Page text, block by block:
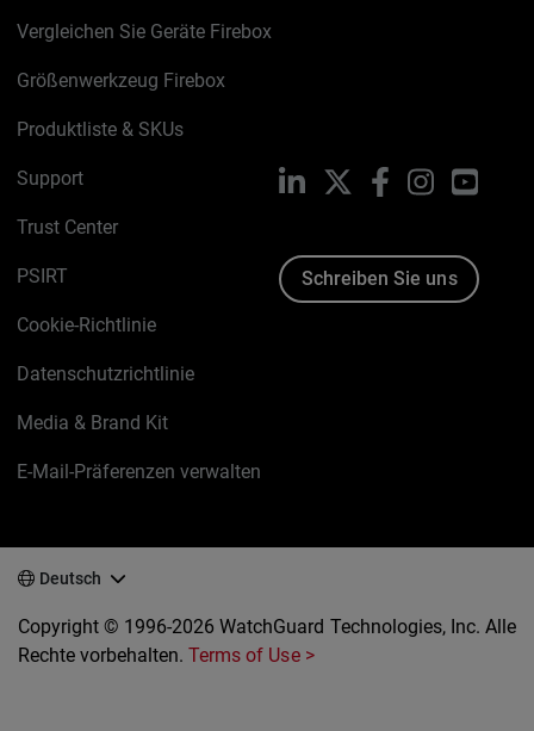
Vergleichen Sie Geräte Firebox
Größenwerkzeug Firebox
Produktliste & SKUs
Support
Trust Center
PSIRT
Cookie-Richtlinie
Datenschutzrichtlinie
Media & Brand Kit
E-Mail-Präferenzen verwalten
LinkedIn FacebookInstagram
Schreiben Sie uns
Deutsch
Copyright © 1996-2026 WatchGuard Technologies, Inc. Alle
Rechte vorbehalten.Terms of Use >